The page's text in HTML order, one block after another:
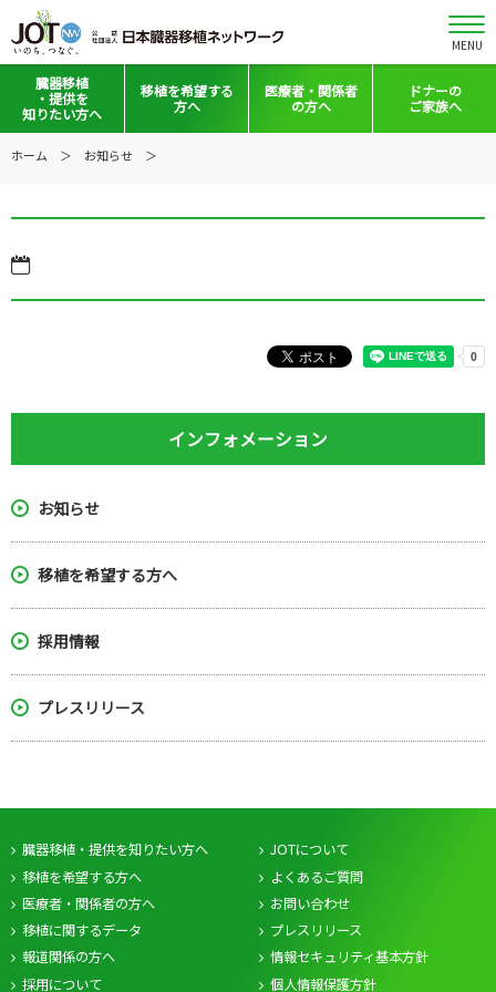
MENU
臓器移植
・提供を
知りたい方へ
移植と提供とは
全国のイベント・活動情報
Green Ribbon Campaign
移植を希望する
方へ
移植希望登録をお考えの方へ
医療者・ 関係者
の方へ
医療者向けお知らせ
コーディネーター向けログイン
ドナーの
ご家族へ
ホーム お知らせ
インフォメーション
お知らせ
移植を希望する方へ
採用情報
プレスリリース
臓器移植・提供を知りたい方へ
移植を希望する方へ
医療者・関係者の方へ
移植に関するデータ
JOTについて
よくあるご質問
お問い合わせ
プレスリリース
報道関係の方へ
採用について
情報セキュリティ基本方針
個人情報保護方針